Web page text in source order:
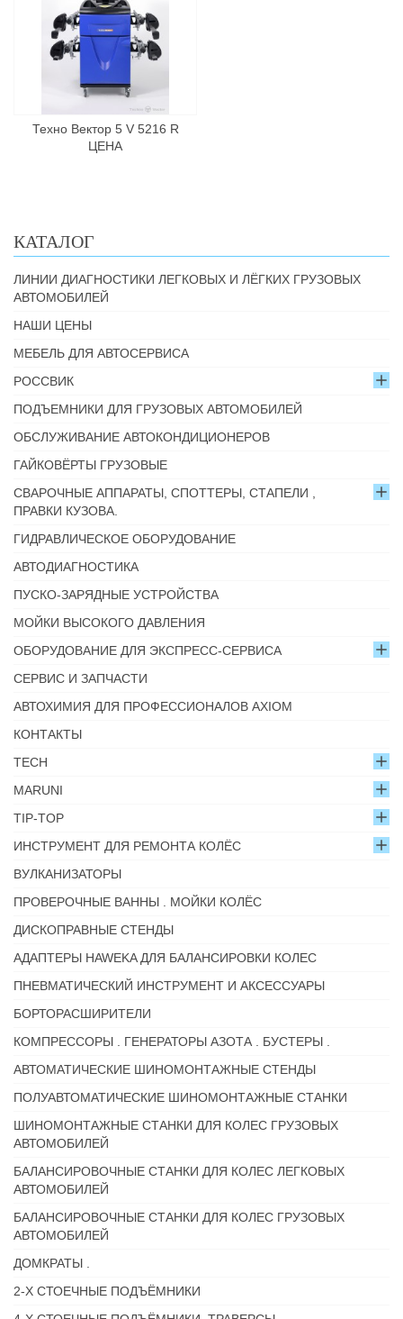
Техно Вектор 5 V 5216 R
ЦЕНА
КАТАЛОГ
ЛИНИИ ДИАГНОСТИКИ ЛЕГКОВЫХ И ЛЁГКИХ ГРУЗОВЫХ
АВТОМОБИЛЕЙ
НАШИ ЦЕНЫ
МЕБЕЛЬ ДЛЯ АВТОСЕРВИСА
РОССВИК
ПОДЪЕМНИКИ ДЛЯ ГРУЗОВЫХ АВТОМОБИЛЕЙ
ОБСЛУЖИВАНИЕ АВТОКОНДИЦИОНЕРОВ
ГАЙКОВЁРТЫ ГРУЗОВЫЕ
СВАРОЧНЫЕ АППАРАТЫ, СПОТТЕРЫ, СТАПЕЛИ ,
ПРАВКИ КУЗОВА.
ГИДРАВЛИЧЕСКОЕ ОБОРУДОВАНИЕ
АВТОДИАГНОСТИКА
ПУСКО-ЗАРЯДНЫЕ УСТРОЙСТВА
МОЙКИ ВЫСОКОГО ДАВЛЕНИЯ
ОБОРУДОВАНИЕ ДЛЯ ЭКСПРЕСС-СЕРВИСА
СЕРВИС И ЗАПЧАСТИ
АВТОХИМИЯ ДЛЯ ПРОФЕССИОНАЛОВ AXIOM
КОНТАКТЫ
TECH
MARUNI
TIP-TOP
ИНСТРУМЕНТ ДЛЯ РЕМОНТА КОЛЁС
ВУЛКАНИЗАТОРЫ
ПРОВЕРОЧНЫЕ ВАННЫ . МОЙКИ КОЛЁС
ДИСКОПРАВНЫЕ СТЕНДЫ
АДАПТЕРЫ HAWEKA ДЛЯ БАЛАНСИРОВКИ КОЛЕС
ПНЕВМАТИЧЕСКИЙ ИНСТРУМЕНТ И АКСЕССУАРЫ
БОРТОРАСШИРИТЕЛИ
КОМПРЕССОРЫ . ГЕНЕРАТОРЫ АЗОТА . БУСТЕРЫ .
АВТОМАТИЧЕСКИЕ ШИНОМОНТАЖНЫЕ СТЕНДЫ
ПОЛУАВТОМАТИЧЕСКИЕ ШИНОМОНТАЖНЫЕ СТАНКИ
ШИНОМОНТАЖНЫЕ СТАНКИ ДЛЯ КОЛЕС ГРУЗОВЫХ
АВТОМОБИЛЕЙ
БАЛАНСИРОВОЧНЫЕ СТАНКИ ДЛЯ КОЛЕС ЛЕГКОВЫХ
АВТОМОБИЛЕЙ
БАЛАНСИРОВОЧНЫЕ СТАНКИ ДЛЯ КОЛЕС ГРУЗОВЫХ
АВТОМОБИЛЕЙ
ДОМКРАТЫ .
2-Х СТОЕЧНЫЕ ПОДЪЁМНИКИ